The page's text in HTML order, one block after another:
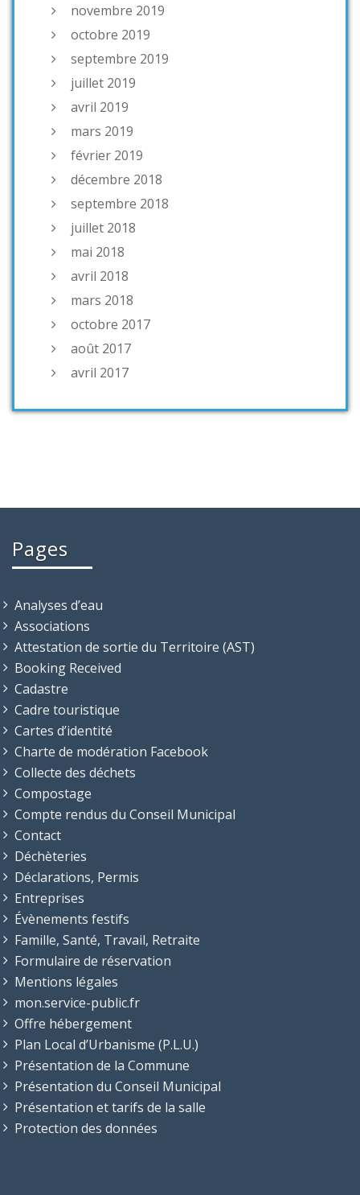
novembre 2019
octobre 2019
septembre 2019
juillet 2019
avril 2019
mars 2019
février 2019
décembre 2018
septembre 2018
juillet 2018
mai 2018
avril 2018
mars 2018
octobre 2017
août 2017
avril 2017
Pages
Analyses d’eau
Associations
Attestation de sortie du Territoire (AST)
Booking Received
Cadastre
Cadre touristique
Cartes d’identité
Charte de modération Facebook
Collecte des déchets
Compostage
Compte rendus du Conseil Municipal
Contact
Déchèteries
Déclarations, Permis
Entreprises
Évènements festifs
Famille, Santé, Travail, Retraite
Formulaire de réservation
Mentions légales
mon.service-public.fr
Offre hébergement
Plan Local d’Urbanisme (P.L.U.)
Présentation de la Commune
Présentation du Conseil Municipal
Présentation et tarifs de la salle
Protection des données